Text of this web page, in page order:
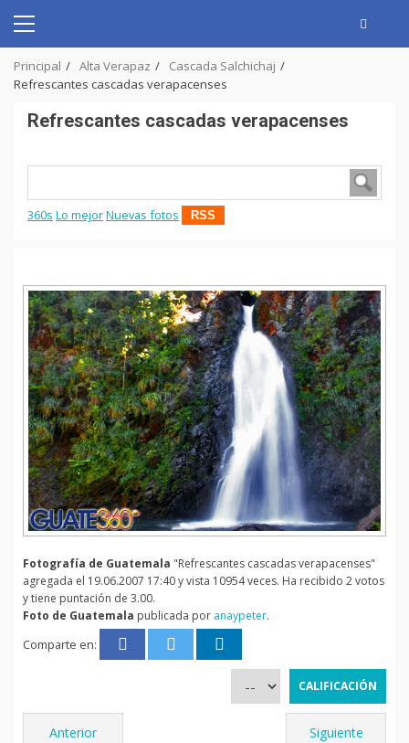
content
Primary
Principal Alta Verapaz
Cascada Salchichaj
Refrescantes cascadas verapacenses
Refrescantes cascadas verapacenses
360s Lo mejorNuevas fotos RSS
Fotografía de Guatemala "Refrescantes cascadas verapacenses"
agregada el 19.06.2007 17:40 y vista 10954 veces. Ha recibido 2 votos
y tiene puntación de 3.00.
Foto de Guatemala publicada por anaypeter.
Comparte en:
Anterior Siguiente